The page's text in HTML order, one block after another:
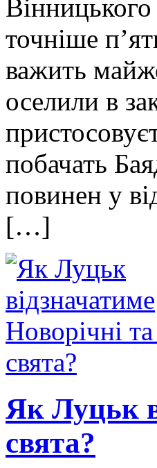
точніше
важить
оселили в
побачать
повинен у
[…]
Як Луцьк
свята?